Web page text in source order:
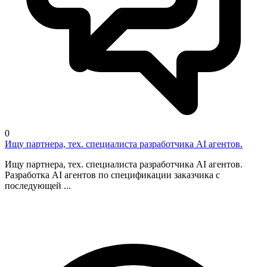
0
Ищу партнера, тех. специалиста разработчика AI агентов.
Ищу партнера, тех. специалиста разработчика AI агентов.
Разработка AI агентов по спецификации заказчика с
последующей ...